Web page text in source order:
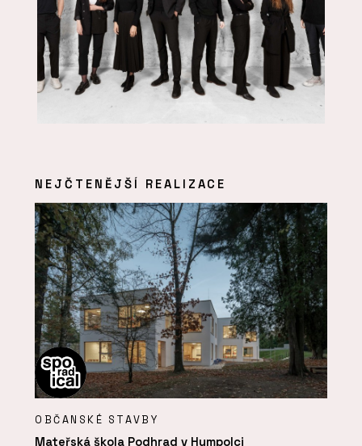
NEJČTENĚJŠÍ REALIZACE
OBČANSKÉ STAVBY
Mateřská škola Podhrad v Humpolci